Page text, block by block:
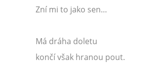
Zní mi to jako sen…
Má dráha doletu
končí však hranou pout.